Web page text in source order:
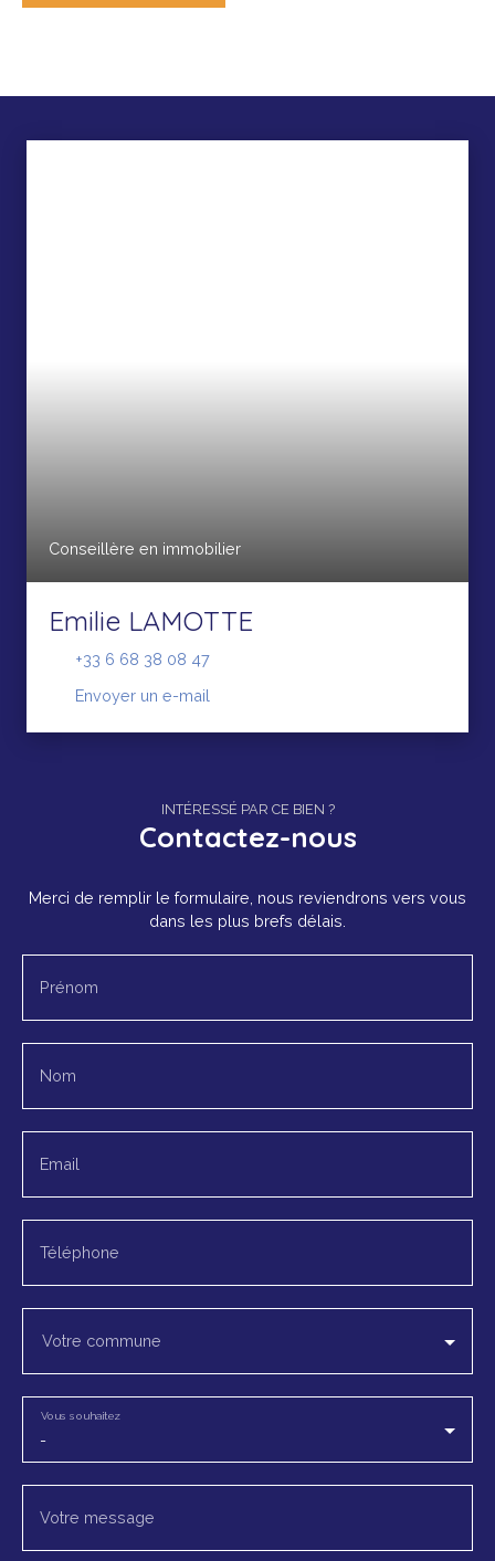
Conseillère en immobilier
Emilie LAMOTTE
+33 6 68 38 08 47
Envoyer un e-mail
INTÉRESSÉ PAR CE BIEN ?
Contactez-nous
Merci de remplir le formulaire, nous reviendrons vers vous
dans les plus brefs délais.
Prénom
Nom
Email
Téléphone
Votre commune
-
Vous souhaitez
Votre message